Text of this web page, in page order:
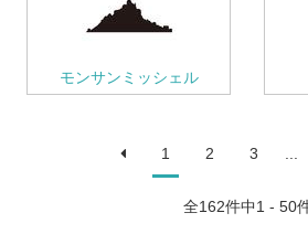
モンサンミッシェル
1 2 3
全162件中1 - 50